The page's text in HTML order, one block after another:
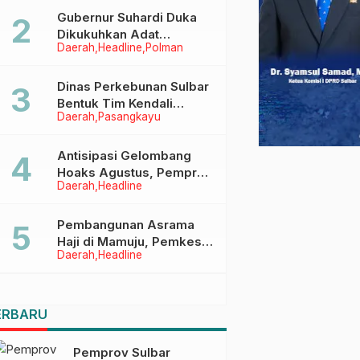
Menggapai Cita-Cita
Daerah Headline Polman
Gubernur Suhardi Duka
Dikukuhkan Adat
Balanipa, Raih Gelar Sulo
Daerah Pasangkayu
Dinas Perkebunan Sulbar
Bentuk Tim Kendali
Internal ICS untuk Dukung
di Pasangkayu
Daerah Headline
Antisipasi Gelombang
Hoaks Agustus, Pemprov
Sulbar Ajak Warga Jaga
Daerah Headline
Pembangunan Asrama
Haji di Mamuju, Pemkesra
dan Kementerian Haji
Pemprov Sulbar